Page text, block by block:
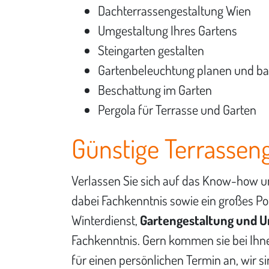
Dachterrassengestaltung Wien
Umgestaltung Ihres Gartens
Steingarten gestalten
Gartenbeleuchtung planen und
Beschattung im Garten
Pergola für Terrasse und Garten
Günstige
Verlassen Sie sich auf das Know-how
dabei Fachkenntnis sowie ein großes
Winterdienst, Gartengestaltung und
Fachkenntnis. Gern kommen sie bei
für einen persönlichen Termin an, wir